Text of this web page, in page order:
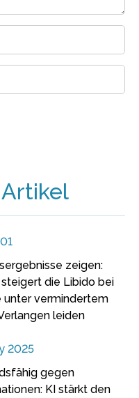
zeigen:
die Libido bei
unter vermindertem
leiden
2025
gegen
KI stärkt den